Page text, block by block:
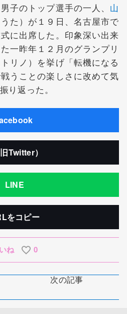
子のトップ選手の一人、 山
うた）が１９日、名古屋市で
に出席した。印象深い出来
一昨年１２月のグランプリ
リノ）を挙げ「転機になる
うことの楽しさに改めて気
り返った。
Twitter）
LINE
をコピー
ね 0
次の記事